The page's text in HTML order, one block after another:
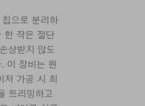
으로 분리하
한 작은 절단
상받지 않도
이 장비는 원
저 가공 시 최
트리밍하고